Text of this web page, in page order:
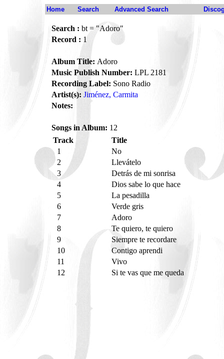
Home Search Advanced Search
Search : bt = "Adoro"
Record : 1
Album Title: Adoro
Music Publish Number: LPL 2181
Recording Label: Sono Radio
Artist(s): Jiménez, Carmita
Notes:
Songs in Album: 12
Track
Title
1
No
2
Llevátelo
3
Detrás de mi sonrisa
4
Dios sabe lo que hace
5
La pesadilla
6
Verde gris
7
Adoro
8
Te quiero, te quiero
9
Siempre te recordare
10
Contigo aprendi
11
Vivo
12
Si te vas que me queda